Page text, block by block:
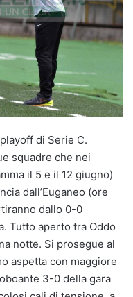
di Serie C.
squadre che nei
il 5 e il 12 giugno)
dall’Euganeo (ore
dallo 0-0
Tutto aperto tra Oddo
notte. Si prosegue al
aspetta con maggiore
3-0 della gara